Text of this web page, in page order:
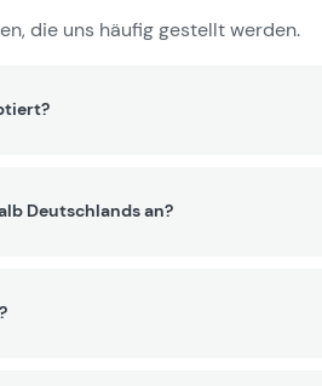
die uns häufig gestellt werden.
Deutschlands an?